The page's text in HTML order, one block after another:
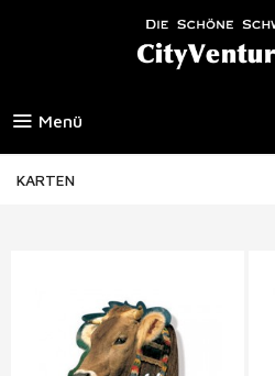
Menü
KARTEN